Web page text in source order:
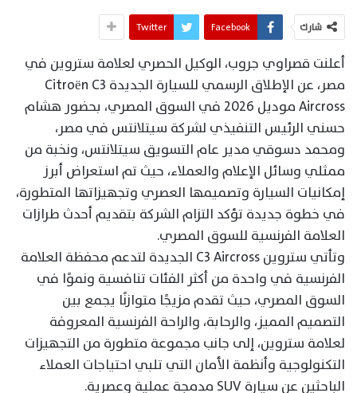
شارك Facebook
Twitter
أعلنت قصراوي جروب، الوكيل الحصري لعلامة ستروين في
مصر، عن الإطلاق الرسمي للسيارة الجديدة Citroën C3
Aircross موديل 2026 في السوق المصري، بحضور هشام
حسني الرئيس التنفيذي لشركة سيتلانتس في مصر،
ومحمد دسوقي مدير عام التسويق سيتلانتس، ونخبة من
ممثلي وسائل الإعلام والعملاء، حيث تم استعراض أبرز
إمكانيات السيارة وتصميمها العصري وتجهيزاتها المتطورة،
في خطوة جديدة تؤكد التزام الشركة بتقديم أحدث طرازات
العلامة الفرنسية للسوق المصري.
وتأتي ستروين C3 Aircross الجديدة لتدعم محفظة العلامة
الفرنسية في واحدة من أكثر الفئات تنافسية ونموًا في
السوق المصري، حيث تقدم مزيجًا متوازنًا يجمع بين
التصميم المميز، والرحابة، والراحة الفرنسية المعروفة
لعلامة ستروين، إلى جانب مجموعة متطورة من التجهيزات
التكنولوجية وأنظمة الأمان التي تلبي احتياجات العملاء
الباحثين عن سيارة SUV مدمجة عملية وعصرية.